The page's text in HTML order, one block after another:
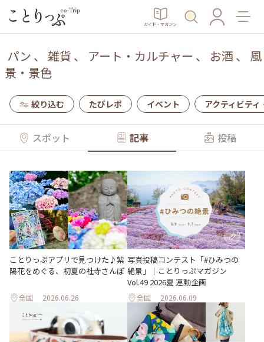
ガイド・マガジン
パン 、 雑貨 、 アート・カルチャー 、 お酒 、 風
景・景色
絞り込む たびレポ イベント アクティビティ
スポット 記事 投稿
ことりっぷアプリで見つけた♪紫
陽花をめぐる、初夏の社寺さんぽ
全国 2026.06.26
写真投稿コンテスト「#ひみつの
絶景」｜ことりっぷマガジン
Vol.49 2026夏 連動企画
全国 2026.06.09